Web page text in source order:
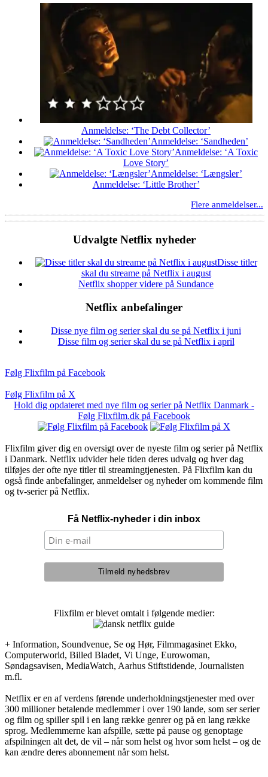
Anmeldelse: ‘The Debt Collector’
Anmeldelse: ‘Sandheden’
Anmeldelse: ‘A Toxic
Love Story’
Anmeldelse: ‘Længsler’
Anmeldelse: ‘Little Brother’
Flere anmeldelser...
Udvalgte Netflix nyheder
Disse titler
skal du streame på Netflix i august
Netflix shopper videre på Sundance
Netflix anbefalinger
Disse nye film og serier skal du se på Netflix i juni
Disse film og serier skal du se på Netflix i april
Følg Flixfilm på Facebook
Følg Flixfilm på X
Hold dig opdateret med nye film og serier på Netflix Danmark -
Følg Flixfilm.dk på Facebook
Flixfilm giver dig en oversigt over de nyeste film og serier på Netflix
i Danmark. Netflix udvider hele tiden deres udvalg og hver dag
tilføjes der ofte nye titler til streamingtjenesten. På Flixfilm kan du
også finde anbefalinger, anmeldelser og nyheder om kommende film
og tv-serier på Netflix.
Få Netflix-nyheder i din inbox
Flixfilm er blevet omtalt i følgende medier:
+ Information, Soundvenue, Se og Hør, Filmmagasinet Ekko,
Computerworld, Billed Bladet, Vi Unge, Eurowoman,
Søndagsavisen, MediaWatch, Aarhus Stiftstidende, Journalisten
m.fl.
Netflix er en af verdens førende underholdningstjenester med over
300 millioner betalende medlemmer i over 190 lande, som ser serier
og film og spiller spil i en lang række genrer og på en lang række
sprog. Medlemmerne kan afspille, sætte på pause og genoptage
afspilningen alt det, de vil – når som helst og hvor som helst – og de
kan ændre deres abonnement når som helst.